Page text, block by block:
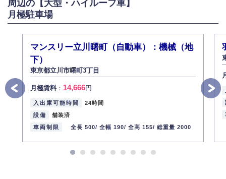
周辺の【大型・ハイルーフ車】
月極駐車場
マンスリー立川曙町（自動車）：機械（地
下）
東京都立川市曙町3丁目
月極賃料： 14,666円
入出庫可能時間
24時間
設備
舗装済
車両制限
全長 500/ 全幅 190/ 全高 155/ 総重量 2000